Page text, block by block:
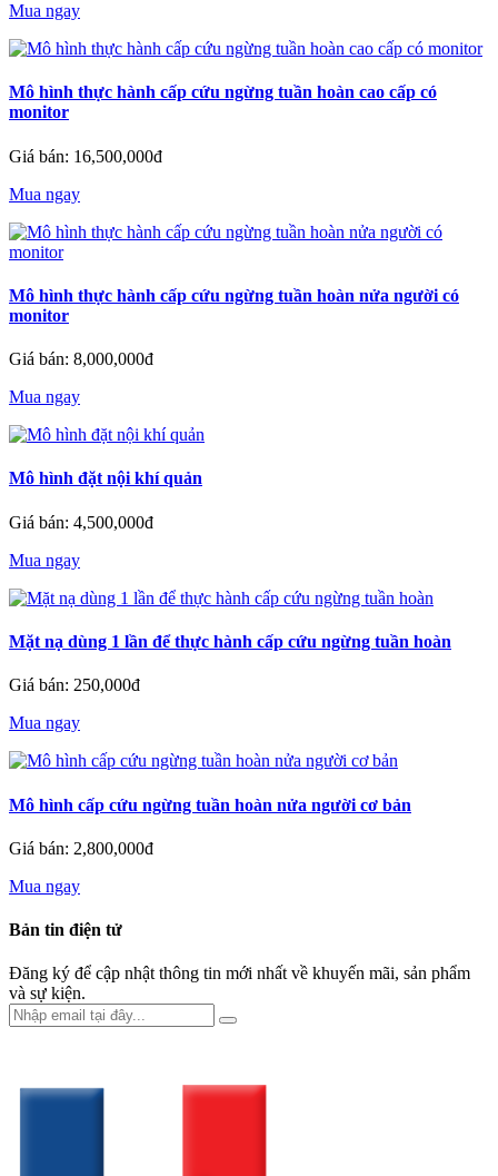
Mua ngay
Mô hình thực hành cấp cứu ngừng tuần hoàn cao cấp có
monitor
Giá bán: 16,500,000đ
Mua ngay
Mô hình thực hành cấp cứu ngừng tuần hoàn nửa người có
monitor
Giá bán: 8,000,000đ
Mua ngay
Mô hình đặt nội khí quản
Giá bán: 4,500,000đ
Mua ngay
Mặt nạ dùng 1 lần để thực hành cấp cứu ngừng tuần hoàn
Giá bán: 250,000đ
Mua ngay
Mô hình cấp cứu ngừng tuần hoàn nửa người cơ bản
Giá bán: 2,800,000đ
Mua ngay
Bản tin điện tử
Đăng ký để cập nhật thông tin mới nhất về khuyến mãi, sản phẩm
và sự kiện.